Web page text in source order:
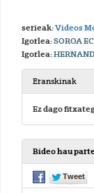
serieak:Videos
Igorlea:SOROA
Igorlea:
Eranskinak
Ez dago
Bideo hau